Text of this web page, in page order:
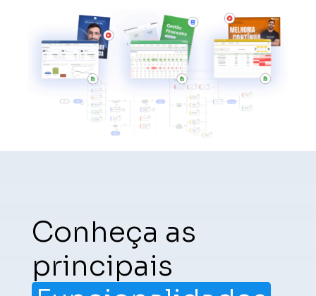
Conheça as
principais